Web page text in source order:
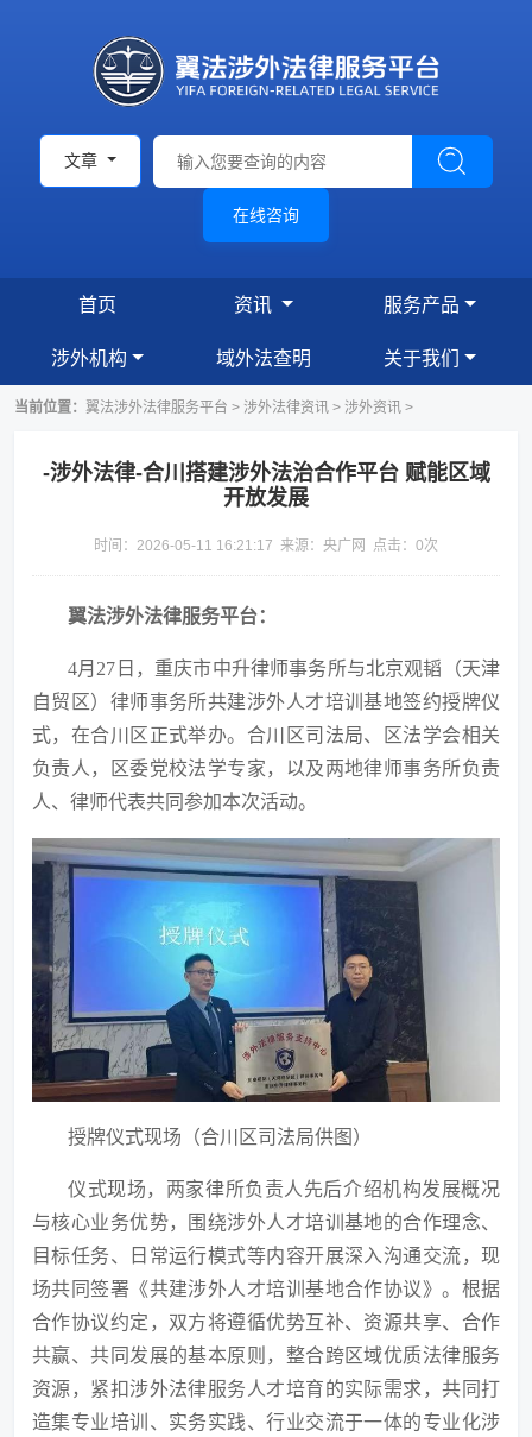
文章
在线咨询
首页 资讯 服务产品
涉外机构 域外法查明 关于我们
当前位置： 翼法涉外法律服务平台 > 涉外法律资讯 > 涉外资讯 >
-涉外法律-合川搭建涉外法治合作平台 赋能区域
开放发展
时间：2026-05-11 16:21:17 来源：央广网 点击： 0次
翼法涉外法律服务平台：
4月27日，重庆市中升律师事务所与北京观韬（天津
自贸区）律师事务所共建涉外人才培训基地签约授牌仪
式，在合川区正式举办。合川区司法局、区法学会相关
负责人，区委党校法学专家，以及两地律师事务所负责
人、律师代表共同参加本次活动。
授牌仪式现场（合川区司法局供图）
仪式现场，两家律所负责人先后介绍机构发展概况
与核心业务优势，围绕涉外人才培训基地的合作理念、
目标任务、日常运行模式等内容开展深入沟通交流，现
场共同签署《共建涉外人才培训基地合作协议》。根据
合作协议约定，双方将遵循优势互补、资源共享、合作
共赢、共同发展的基本原则，整合跨区域优质法律服务
资源，紧扣涉外法律服务人才培育的实际需求，共同打
造集专业培训、实务实践、行业交流于一体的专业化涉